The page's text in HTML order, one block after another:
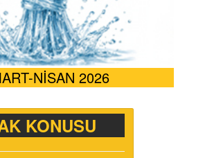
NİSAN 2026
KONUSU